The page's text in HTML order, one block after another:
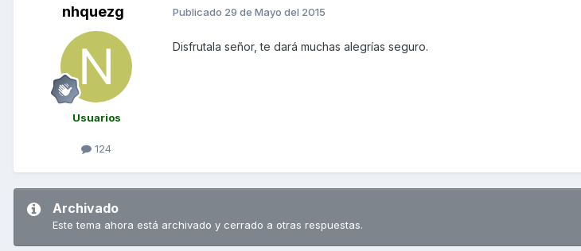
nhquezg
Usuarios
124
Publicado 29 de Mayo del 2015
Disfrutala señor, te dará muchas alegrías seguro.
Archivado
Este tema ahora está archivado y cerrado a otras respuestas.